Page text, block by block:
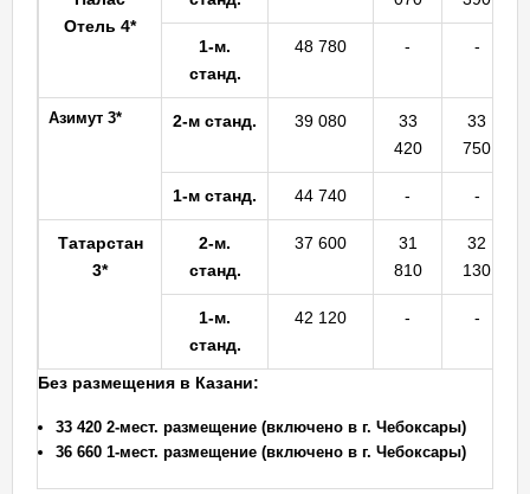
Отель 4*
1-м.
станд.
48 780 - -
Азимут 3* 2-м станд. 39 080
33
420
33
750
1-м станд. 44 740 - -
Татарстан
3*
2-м.
станд.
37 600
31
810
32
130
1-м.
станд.
42 120 - -
Без размещения в Казани:
33 420 2-мест. размещение (включено в г. Чебоксары)
36 660 1-мест. размещение (включено в г. Чебоксары)